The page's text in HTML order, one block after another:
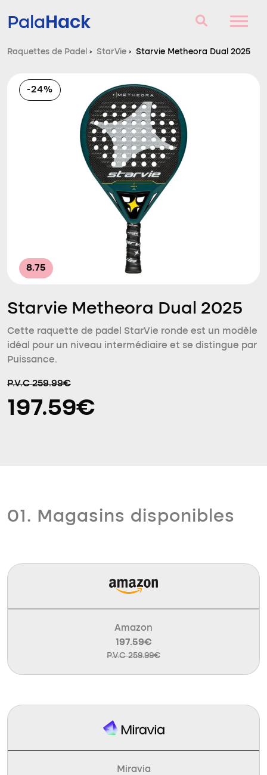
PalaHack
Questions et réponses
Comparateur
Raquettes de Padel › StarVie › Starvie Metheora Dual 2025
-24%
8.75
Starvie Metheora Dual 2025
Cette raquette de padel StarVie ronde est un modèle
idéal pour un niveau intermédiaire et se distingue par
Puissance.
P.V.C 259.99€
197.59€
01. Magasins disponibles
Amazon
197.59€
P.V.C 259.99€
Miravia